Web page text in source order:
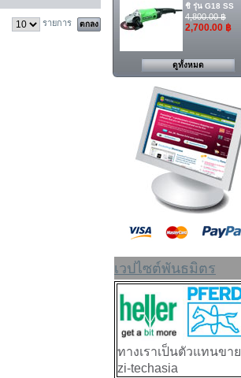
รายการ
ชิ รุ่น G18 SS
4,800.00 ฿
2,700.00 ฿
ดูทั้งหมด
เวปไซต์พันธมิตร
ทางเราเป็นตัวแทนขาย
zi-techasia